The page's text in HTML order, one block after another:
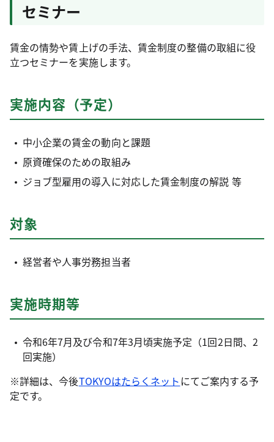
セミナー
賃金の情勢や賃上げの手法、賃金制度の整備の取組に役
立つセミナーを実施します。
実施内容（予定）
中小企業の賃金の動向と課題
原資確保のための取組み
ジョブ型雇用の導入に対応した賃金制度の解説 等
対象
経営者や人事労務担当者
実施時期等
令和6年7月及び令和7年3月頃実施予定（1回2日間、2
回実施）
※詳細は、今後TOKYOはたらくネット にてご案内する予
定です。